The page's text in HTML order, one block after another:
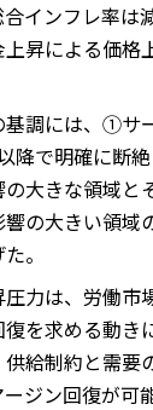
インフレ率は
昇による価格
基調には、①サ
降で明確に断
大きな領域と
の大きい領域
。
力は、労働市
を求める動き
給制約と需要
ジン回復が可